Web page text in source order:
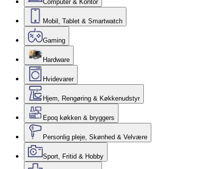
Computer & Kontor
Mobil, Tablet & Smartwatch
Gaming
Hardware
Hvidevarer
Hjem, Rengøring & Køkkenudstyr
Epoq køkken & bryggers
Personlig pleje, Skønhed & Velvære
Sport, Fritid & Hobby